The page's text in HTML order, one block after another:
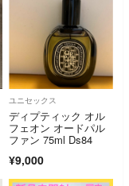
ユニセックス
ディプティック オル
フェオン オードパル
ファン 75ml Ds84
¥9,000